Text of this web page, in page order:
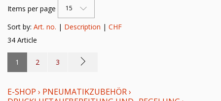
Items per page 15
Sort by: Art. no. | Description | CHF
34 Article
1 2 3
E-SHOP › PNEUMATIKZUBEHÖR›